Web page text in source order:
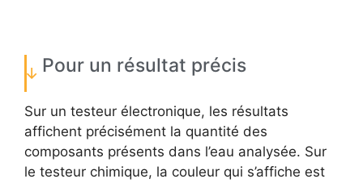
Pour un résultat précis
Sur un testeur électronique, les résultats
affichent précisément la quantité des
composants présents dans l’eau analysée. Sur
le testeur chimique, la couleur qui s’affiche est